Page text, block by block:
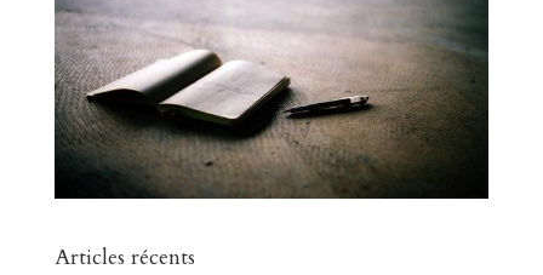
Articles récents